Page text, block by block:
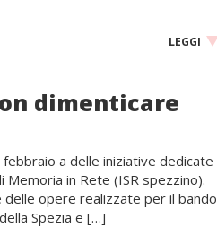
LEGGI
dimenticare
febbraio a delle iniziative dedicate
in Rete (ISR spezzino).
opere realizzate per il bando
Spezia e […]